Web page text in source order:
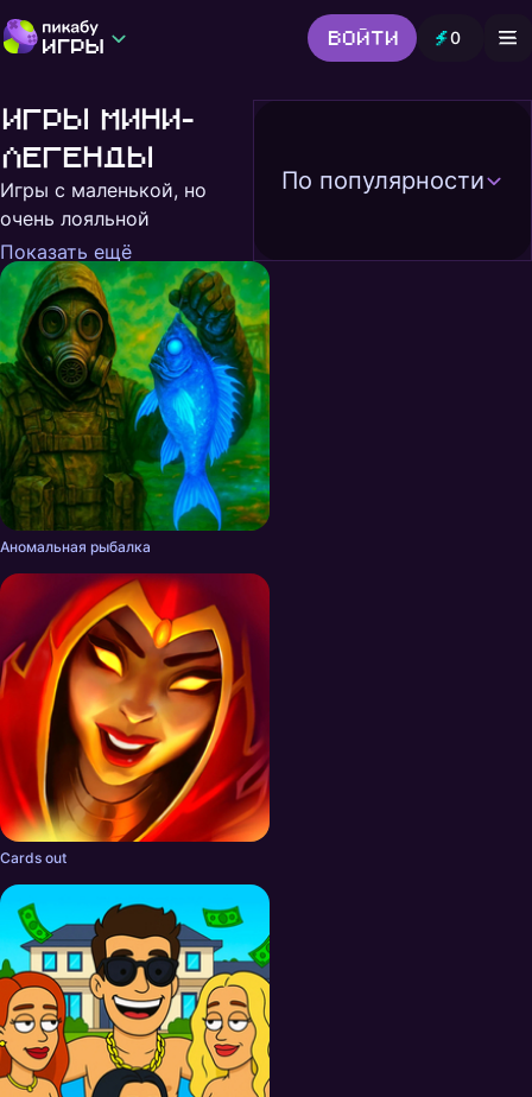
Войти 0
Выбор редакции
Шутер
Головоломки
Все жанры
Игры Мини-
легенды
Игры с маленькой, но
очень лояльной
аудиторией
Показать ещё
По популярности
Аномальная рыбалка
Cards out